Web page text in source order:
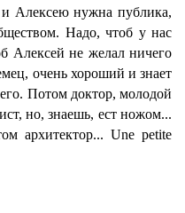
Алексею нужна публика,
Надо, чтоб у нас
Алексей не желал ничего
очень хороший и знает
Потом доктор, молодой
но, знаешь, ест ножом...
архитектор... Une petite